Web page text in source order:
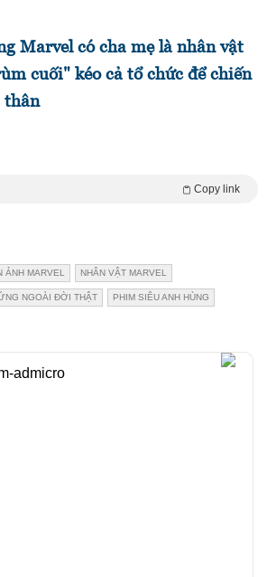
Marvel có cha mẹ là nhân vật
cuối" kéo cả tổ chức để chiến
thân
Copy link
ẢNH MARVEL NHÂN VẬT MARVEL
NGOÀI ĐỜI THẬT PHIM SIÊU ANH HÙNG